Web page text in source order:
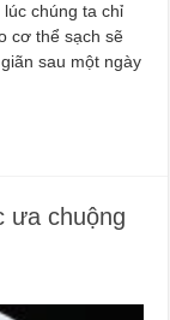
chúng ta chỉ
cơ thể sạch sẽ
sau một ngày
ưa chuộng